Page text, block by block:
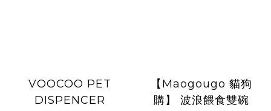
VOOCOO PET
DISPENCER
【Maogougo 貓狗
購】 波浪餵食雙碗